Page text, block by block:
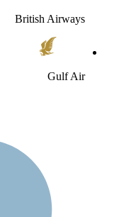
British
Gulf